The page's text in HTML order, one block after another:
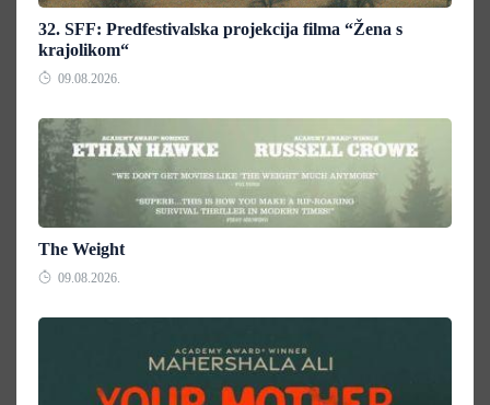
32. SFF: Predfestivalska projekcija filma “Žena s
krajolikom“
09.08.2026.
The Weight
09.08.2026.